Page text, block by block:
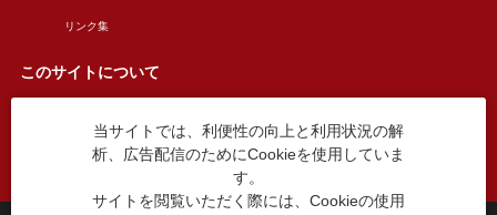
リンク集
このサイトについて
このサイトについて 広告掲載について
お問い合わせ
当サイトでは、利便性の向上と利用状況の解
析、広告配信のためにCookieを使用していま
す。
サイトを閲覧いただく際には、Cookieの使用